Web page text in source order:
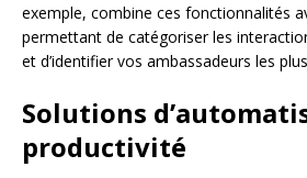
exemple, combine ces fonctionnalités
permettant de catégoriser les
et d’identifier vos ambassadeurs les
Solutions
productivité